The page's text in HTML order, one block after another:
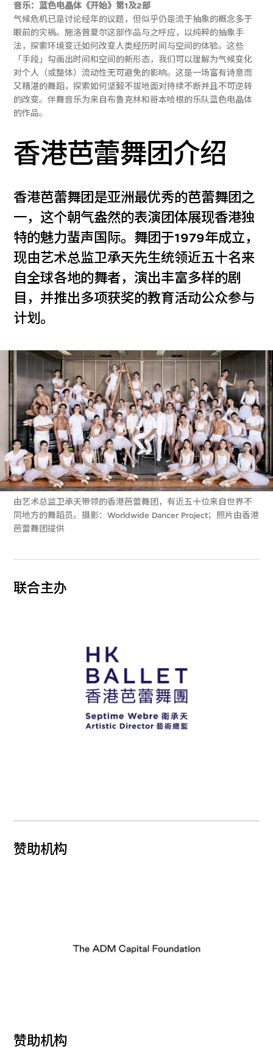
音乐：蓝色电晶体《开始》第1及2部
气候危机已是讨论经年的议题，但似乎仍是流于抽象的概念多于
眼前的灾祸。施洛普夏尔这部作品与之呼应，以纯粹的抽象手
法，探索环境变迁如何改变人类经历时间与空间的体验。这些
「手段」勾画出时间和空间的新形态，我们可以理解为气候变化
对个人（或整体）流动性无可避免的影响。这是一场富有诗意而
又精湛的舞蹈，探索如何坚毅不拔地面对持续不断并且不可逆转
的改变。伴舞音乐为来自布鲁克林和哥本哈根的乐队蓝色电晶体
的作品。
香港芭蕾舞团介绍
香港芭蕾舞团是亚洲最优秀的芭蕾舞团之
一，这个朝气盎然的表演团体展现香港独
特的魅力蜚声国际。舞团于1979年成立，
现由艺术总监卫承天先生统领近五十名来
自全球各地的舞者，演出丰富多样的剧
目，并推出多项获奖的教育活动公众参与
计划。
由艺术总监卫承天带领的香港芭蕾舞团，有近五十位来自世界不
同地方的舞蹈员。摄影：Worldwide Dancer Project；照片由香港
芭蕾舞团提供
联合主办
赞助机构
赞助机构